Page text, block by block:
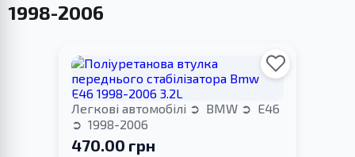
1998-2006
Легкові автомобілі BMW
E46
1998-2006
470.00 грн